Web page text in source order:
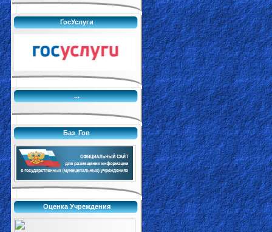
ГосУслуги
...
Баз_Гов
Оценка Учреждения